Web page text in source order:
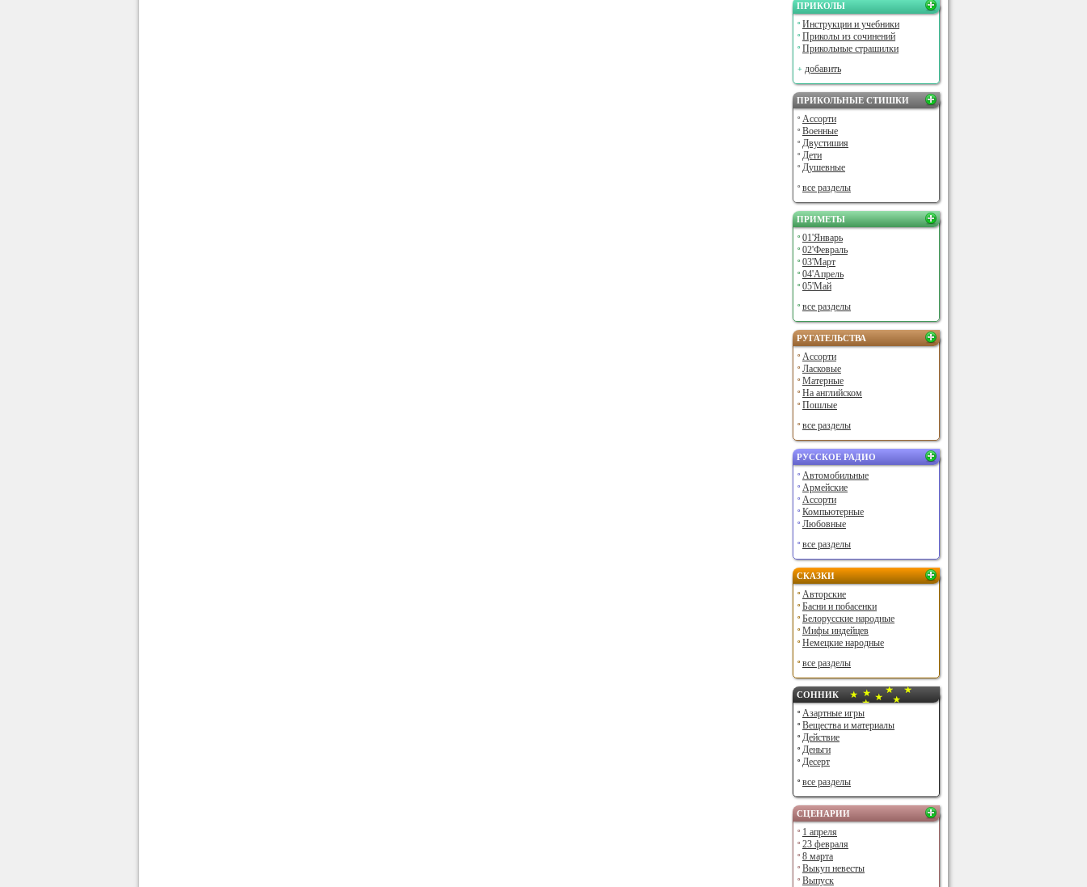
ПРИКОЛЫ
Инструкции и учебники
Приколы из сочинений
Прикольные страшилки
добавить
ПРИКОЛЬНЫЕ СТИШКИ
Ассорти
Военные
Двустишия
Дети
Душевные
все разделы
ПРИМЕТЫ
01'Январь
02'Февраль
03'Март
04'Апрель
05'Май
все разделы
РУГАТЕЛЬСТВА
Ассорти
Ласковые
Матерные
На английском
Пошлые
все разделы
РУССКОЕ РАДИО
Автомобильные
Армейские
Ассорти
Компьютерные
Любовные
все разделы
СКАЗКИ
Авторские
Басни и побасенки
Белорусские народные
Мифы индейцев
Немецкие народные
все разделы
СОННИК
Азартные игры
Вещества и материалы
Действие
Деньги
Десерт
все разделы
СЦЕНАРИИ
1 апреля
23 февраля
8 марта
Выкуп невесты
Выпуск